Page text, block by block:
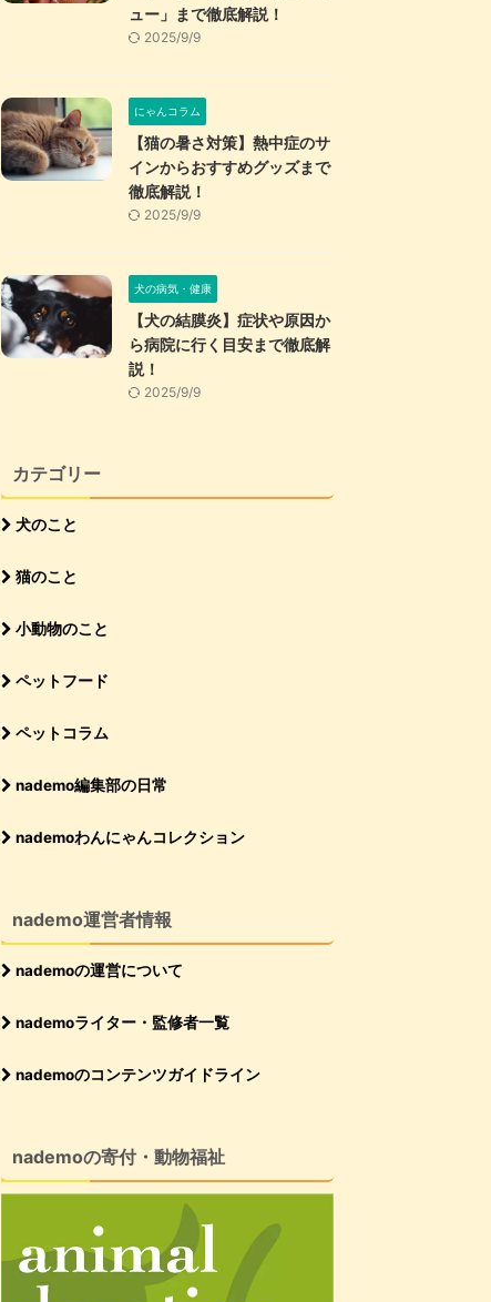
ュー」まで徹底解説！
2025/9/9
にゃんコラム
【猫の暑さ対策】熱中症のサ
インからおすすめグッズまで
徹底解説！
2025/9/9
犬の病気・健康
【犬の結膜炎】症状や原因か
ら病院に行く目安まで徹底解
説！
2025/9/9
カテゴリー
犬のこと
猫のこと
小動物のこと
ペットフード
ペットコラム
nademo編集部の日常
nademoわんにゃんコレクション
nademo運営者情報
nademoの運営について
nademoライター・監修者一覧
nademoのコンテンツガイドライン
nademoの寄付・動物福祉